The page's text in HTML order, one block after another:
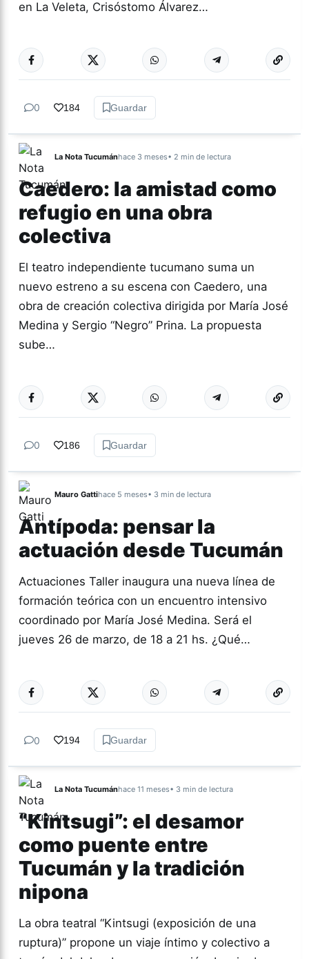
en La Veleta, Crisóstomo Álvarez…
TEATRO Más
0 184 Guardar
La Nota Tucumánhace 3 meses• 2 min de lectura
Caedero: la amistad como
refugio en una obra
colectiva
El teatro independiente tucumano suma un
nuevo estreno a su escena con Caedero, una
obra de creación colectiva dirigida por María José
Medina y Sergio “Negro” Prina. La propuesta
sube…
TEATRO Más
0 186 Guardar
Mauro Gattihace 5 meses• 3 min de lectura
Antípoda: pensar la
actuación desde Tucumán
Actuaciones Taller inaugura una nueva línea de
formación teórica con un encuentro intensivo
coordinado por María José Medina. Será el
jueves 26 de marzo, de 18 a 21 hs. ¿Qué…
ACTUALIDAD Más
0 194 Guardar
La Nota Tucumánhace 11 meses• 3 min de lectura
“Kintsugi”: el desamor
como puente entre
Tucumán y la tradición
nipona
La obra teatral “Kintsugi (exposición de una
ruptura)” propone un viaje íntimo y colectivo a